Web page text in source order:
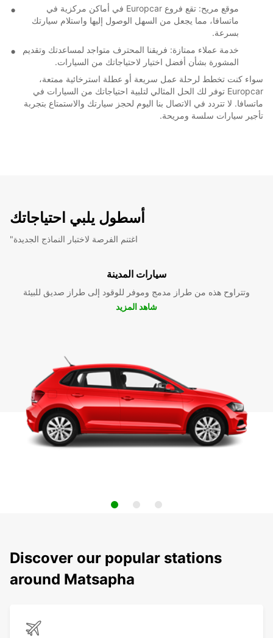
موقع مريح: تقع فروع Europcar في أماكن مركزية في
ماتسافا، مما يجعل من السهل الوصول إليها واستلام سيارتك
بسرعة.
خدمة عملاء ممتازة: فريقنا المحترف متواجد لمساعدتك وتقديم
المشورة بشأن أفضل اختيار لاحتياجاتك من السيارات.
سواء كنت تخطط لرحلة عمل سريعة أو عطلة استرخائية ممتعة،
Europcar توفر لك الحل المثالي لتلبية احتياجاتك من السيارات في
ماتسافا. لا تتردد في الاتصال بنا اليوم لحجز سيارتك والاستمتاع بتجربة
تأجير سيارات سلسة ومريحة.
أسطول يلبي احتياجاتك
"اغتنم الفرصة لاختبار النماذج الجديدة
سيارات المدينة
وتتراوح هذه من طراز مدمج وموفر للوقود إلى طراز صديق للبيئة
شاهد المزيد
Discover our popular stations
around Matsapha